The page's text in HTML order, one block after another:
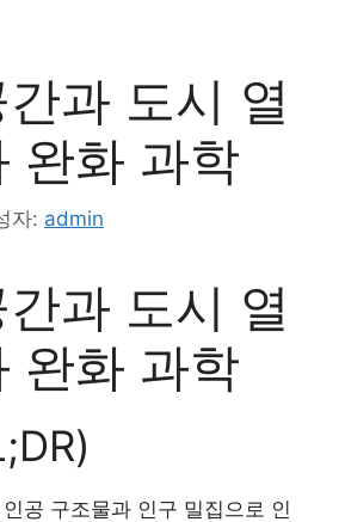
과 도시 열
완화 과학
자: admin
과 도시 열
완화 과학
공 구조물과 인구 밀집으로 인